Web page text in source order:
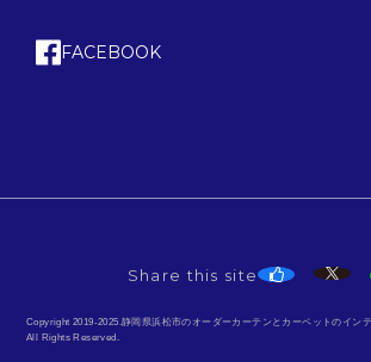
FACEBOOK
Share this site
Copyright 2019-2025.静岡県浜松市のオーダーカーテンとカーペットのイン
All Rights Reserved.